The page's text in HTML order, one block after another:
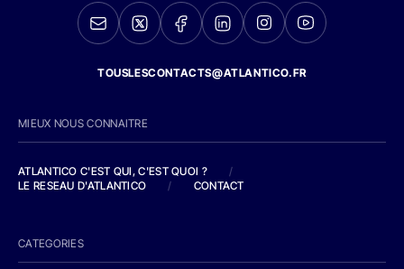
TOUSLESCONTACTS@ATLANTICO.FR
MIEUX NOUS CONNAITRE
ATLANTICO C'EST QUI, C'EST QUOI ?
/
LE RESEAU D'ATLANTICO
/ CONTACT
CATEGORIES